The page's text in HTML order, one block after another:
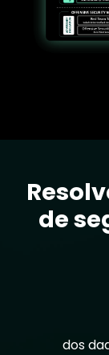
Text
de
dos